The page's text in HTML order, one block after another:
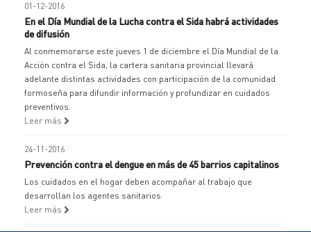
01-12-2016
En el Día Mundial de la Lucha contra el Sida habrá actividades
de difusión
Al conmemorarse este jueves 1 de diciembre el Día Mundial de la
Acción contra el Sida, la cartera sanitaria provincial llevará
adelante distintas actividades con participación de la comunidad
formoseña para difundir información y profundizar en cuidados
preventivos.
Leer más
24-11-2016
Prevención contra el dengue en más de 45 barrios capitalinos
Los cuidados en el hogar deben acompañar al trabajo que
desarrollan los agentes sanitarios
Leer más